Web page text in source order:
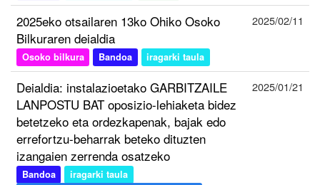
2025eko otsailaren 13ko Ohiko Osoko
Bilkuraren deialdia
Osoko bilkura Bandoa iragarki taula
2025/02/11
Deialdia: instalazioetako GARBITZAILE
LANPOSTU BAT oposizio-lehiaketa bidez
betetzeko eta ordezkapenak, bajak edo
errefortzu-beharrak beteko dituzten
izangaien zerrenda osatzeko
Bandoa
iragarki taula
2025/01/21